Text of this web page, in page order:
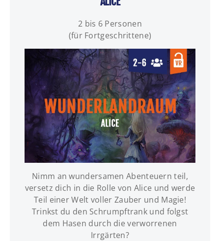
2 bis 6 Personen
(für Fortgeschrittene)
INFOS | TERMINE | BUCHUNG
Nimm an wundersamen Abenteuern teil,
versetz dich in die Rolle von Alice und werde
Teil einer Welt voller Zauber und Magie!
Trinkst du den Schrumpftrank und folgst
dem Hasen durch die verworrenen
Irrgärten?